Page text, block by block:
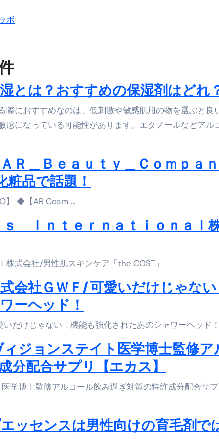
だけ甘くする、現代スイーツ文化のすべて ―
ボ
とは？おすすめの保湿剤はどれ
感になっている可能性があります。エタノールなどアル
Ｒ＿Ｂｅａｕｔｙ＿Ｃｏｍｐａ
品で話題！
】 ◆【AR Cosm …
ｓ＿Ｉｎｔｅｒｎａｔｉｏｎａｌ
株式会社/男性肌スキンケア「the COST」
会社ＧＷＦ/ 可愛いだけじゃない
ーヘッド！
いだけじゃない！機能も強化されたあのシャワーヘッド！
ィジョンステイト医学博士監修ア
分配合サプリ【エカス】
ッセンスは男性向けの育毛剤で